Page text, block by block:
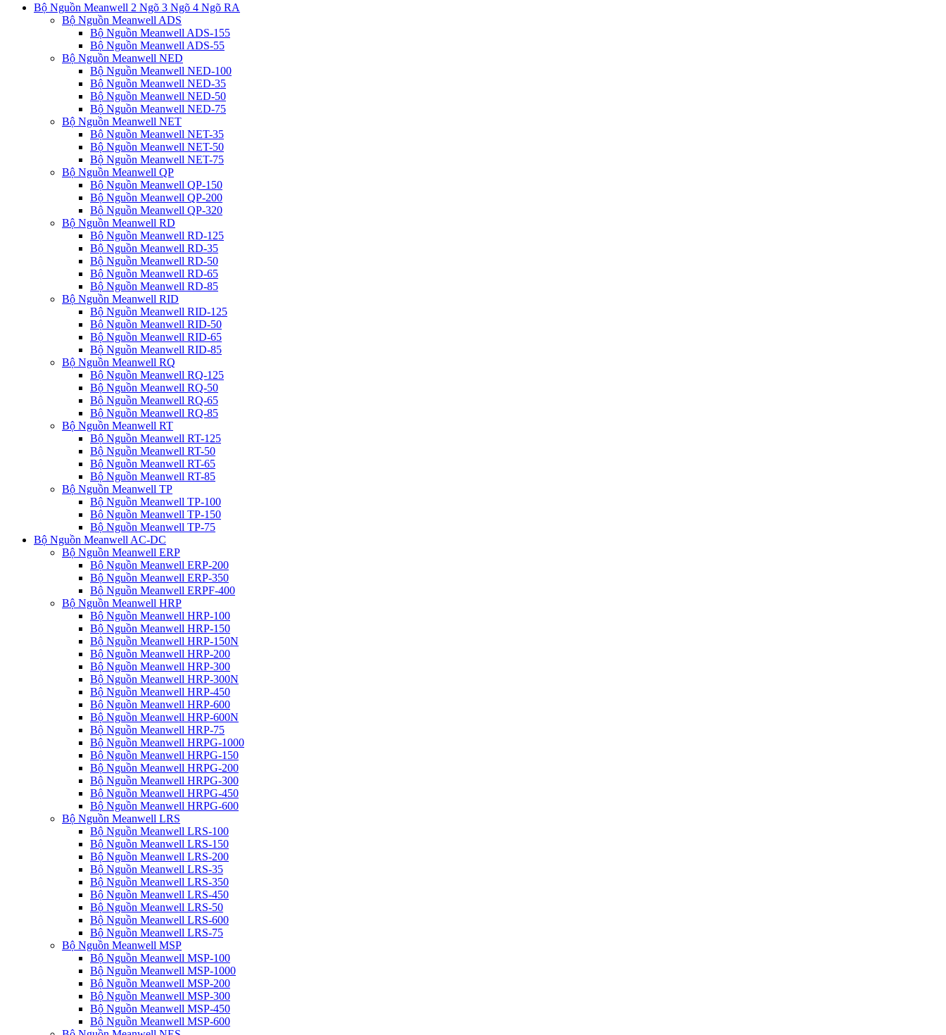
Bộ Nguồn Meanwell 2 Ngõ 3 Ngõ 4 Ngõ RA
Bộ Nguồn Meanwell ADS
Bộ Nguồn Meanwell ADS-155
Bộ Nguồn Meanwell ADS-55
Bộ Nguồn Meanwell NED
Bộ Nguồn Meanwell NED-100
Bộ Nguồn Meanwell NED-35
Bộ Nguồn Meanwell NED-50
Bộ Nguồn Meanwell NED-75
Bộ Nguồn Meanwell NET
Bộ Nguồn Meanwell NET-35
Bộ Nguồn Meanwell NET-50
Bộ Nguồn Meanwell NET-75
Bộ Nguồn Meanwell QP
Bộ Nguồn Meanwell QP-150
Bộ Nguồn Meanwell QP-200
Bộ Nguồn Meanwell QP-320
Bộ Nguồn Meanwell RD
Bộ Nguồn Meanwell RD-125
Bộ Nguồn Meanwell RD-35
Bộ Nguồn Meanwell RD-50
Bộ Nguồn Meanwell RD-65
Bộ Nguồn Meanwell RD-85
Bộ Nguồn Meanwell RID
Bộ Nguồn Meanwell RID-125
Bộ Nguồn Meanwell RID-50
Bộ Nguồn Meanwell RID-65
Bộ Nguồn Meanwell RID-85
Bộ Nguồn Meanwell RQ
Bộ Nguồn Meanwell RQ-125
Bộ Nguồn Meanwell RQ-50
Bộ Nguồn Meanwell RQ-65
Bộ Nguồn Meanwell RQ-85
Bộ Nguồn Meanwell RT
Bộ Nguồn Meanwell RT-125
Bộ Nguồn Meanwell RT-50
Bộ Nguồn Meanwell RT-65
Bộ Nguồn Meanwell RT-85
Bộ Nguồn Meanwell TP
Bộ Nguồn Meanwell TP-100
Bộ Nguồn Meanwell TP-150
Bộ Nguồn Meanwell TP-75
Bộ Nguồn Meanwell AC-DC
Bộ Nguồn Meanwell ERP
Bộ Nguồn Meanwell ERP-200
Bộ Nguồn Meanwell ERP-350
Bộ Nguồn Meanwell ERPF-400
Bộ Nguồn Meanwell HRP
Bộ Nguồn Meanwell HRP-100
Bộ Nguồn Meanwell HRP-150
Bộ Nguồn Meanwell HRP-150N
Bộ Nguồn Meanwell HRP-200
Bộ Nguồn Meanwell HRP-300
Bộ Nguồn Meanwell HRP-300N
Bộ Nguồn Meanwell HRP-450
Bộ Nguồn Meanwell HRP-600
Bộ Nguồn Meanwell HRP-600N
Bộ Nguồn Meanwell HRP-75
Bộ Nguồn Meanwell HRPG-1000
Bộ Nguồn Meanwell HRPG-150
Bộ Nguồn Meanwell HRPG-200
Bộ Nguồn Meanwell HRPG-300
Bộ Nguồn Meanwell HRPG-450
Bộ Nguồn Meanwell HRPG-600
Bộ Nguồn Meanwell LRS
Bộ Nguồn Meanwell LRS-100
Bộ Nguồn Meanwell LRS-150
Bộ Nguồn Meanwell LRS-200
Bộ Nguồn Meanwell LRS-35
Bộ Nguồn Meanwell LRS-350
Bộ Nguồn Meanwell LRS-450
Bộ Nguồn Meanwell LRS-50
Bộ Nguồn Meanwell LRS-600
Bộ Nguồn Meanwell LRS-75
Bộ Nguồn Meanwell MSP
Bộ Nguồn Meanwell MSP-100
Bộ Nguồn Meanwell MSP-1000
Bộ Nguồn Meanwell MSP-200
Bộ Nguồn Meanwell MSP-300
Bộ Nguồn Meanwell MSP-450
Bộ Nguồn Meanwell MSP-600